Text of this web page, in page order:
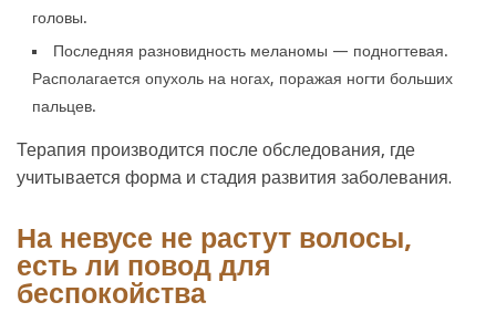
головы.
Последняя разновидность меланомы — подногтевая.
Располагается опухоль на ногах, поражая ногти больших
пальцев.
Терапия производится после обследования, где
учитывается форма и стадия развития заболевания.
На невусе не растут волосы,
есть ли повод для
беспокойства